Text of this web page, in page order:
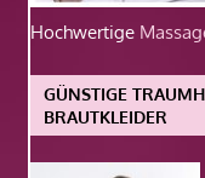
Hochwertige
GÜNSTIGE
BRAUTKLEIDER